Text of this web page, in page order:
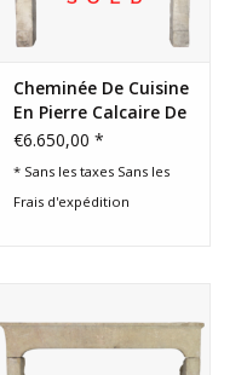
Cheminée De Cuisine
En Pierre Calcaire De
Campagne Française
€6.650,00 *
* Sans les taxes Sans les
Frais d'expédition